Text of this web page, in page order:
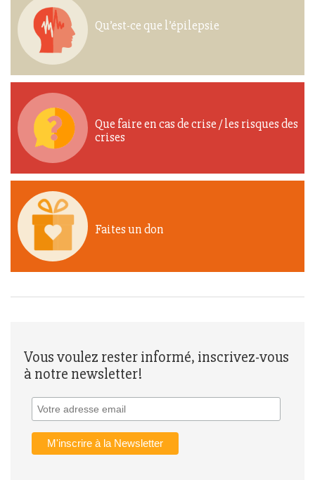
Qu’est-ce que l’épilepsie
Que faire en cas de crise / les risques des
crises
Faites un don
Vous voulez rester informé, inscrivez-vous
à notre newsletter!